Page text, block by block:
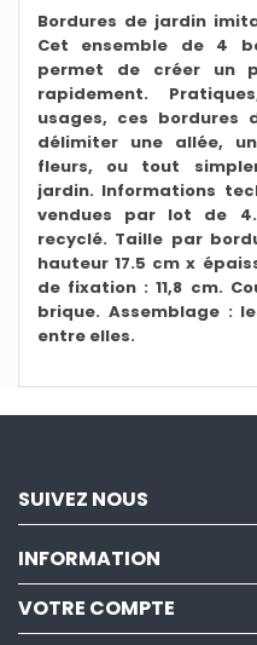
Bordures de jardin
Cet ensemble de 4
permet de créer un
rapidement.
usages, ces bordures
délimiter une allée,
fleurs, ou tout
jardin. Informations
vendues par lot de
recyclé. Taille par
hauteur 17.5 cm x
de fixation : 11,8 cm.
brique. Assemblage :
entre elles.
SUIVEZ NOUS
INFORMATION
VOTRE COMPTE